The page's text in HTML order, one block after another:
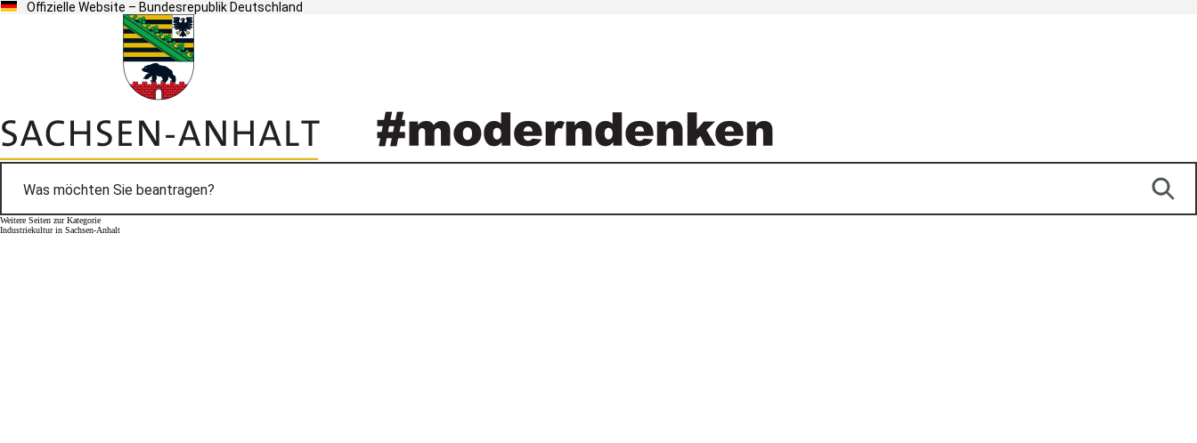
Offizielle Website – Bundesrepublik Deutschland
Weitere Seiten zur Kategorie
Industriekultur in Sachsen-Anhalt